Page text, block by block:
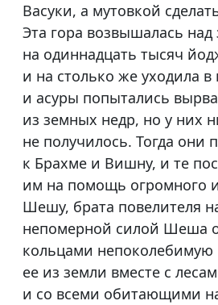
Васуки, а мутовкой
Эта гора возвышалась над
на одиннадцать тысяч
и на столько же уходила в
и асуры попытались
из земных недр, но у них
не получилось. Тогда они
к Брахме и Вишну, и те
им на помощь огромного
Шешу, брата повелителя
непомерной силой Шеша
кольцами непоколебимую
ее из земли вместе с
и со всеми обитающими